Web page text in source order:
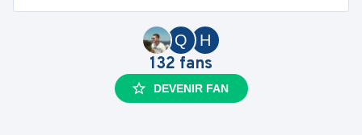
H
Q
132 fans
DEVENIR FAN